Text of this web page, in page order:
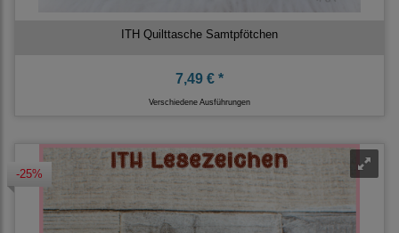
ITH Quilttasche Samtpfötchen
7,49 € *
Verschiedene Ausführungen
-25%